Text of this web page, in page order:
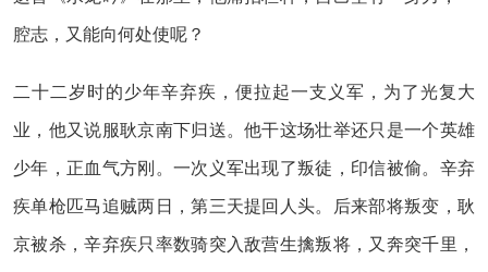
腔志，又能向何处使呢？
二十二岁时的少年辛弃疾，便拉起一支义军，为了光复大
业，他又说服耿京南下归送。他干这场壮举还只是一个英雄
少年，正血气方刚。一次义军出现了叛徒，印信被偷。辛弃
疾单枪匹马追贼两日，第三天提回人头。后来部将叛变，耿
京被杀，辛弃疾只率数骑突入敌营生擒叛将，又奔突千里，